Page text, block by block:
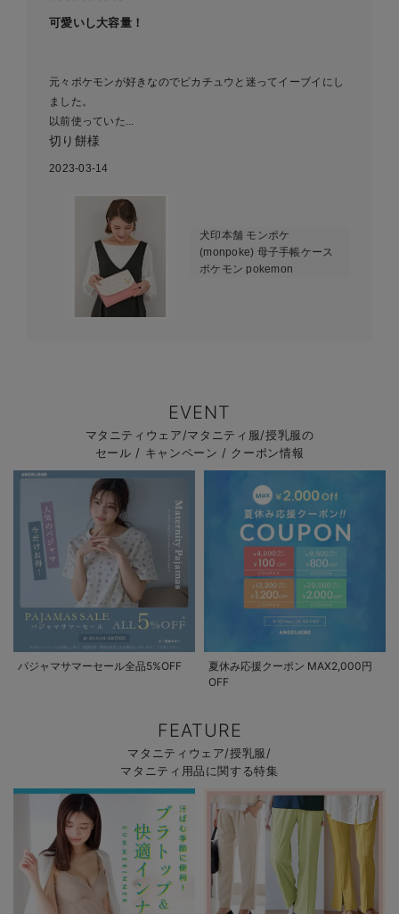
可愛いし大容量！
元々ポケモンが好きなのでピカチュウと迷ってイーブイにし
ました。
以前使っていた...
切り餅様
2023-03-14
犬印本舗 モンポケ
(monpoke) 母子手帳ケース
ポケモン pokemon
EVENT
マタニティウェア/マタニティ服/授乳服の
セール / キャンペーン / クーポン情報
パジャマサマーセール全品5%OFF
夏休み応援クーポン MAX2,000円
OFF
FEATURE
マタニティウェア/授乳服/
マタニティ用品に関する特集